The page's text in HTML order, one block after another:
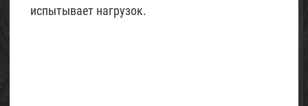
испытывает нагрузок.